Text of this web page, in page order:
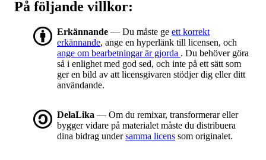
På följande villkor:
Erkännande — Du måste ge ett korrekt
erkännande, ange en hyperlänk till licensen, och
ange om bearbetningar är gjorda . Du behöver göra
så i enlighet med god sed, och inte på ett sätt som
ger en bild av att licensgivaren stödjer dig eller ditt
användande.
DelaLika — Om du remixar, transformerar eller
bygger vidare på materialet måste du distribuera
dina bidrag undersamma licens som originalet.